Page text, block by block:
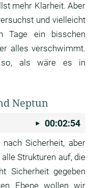
mehr Klarheit. Aber
und vielleicht
Tage ein
bisschen
alles verschwimmt.
als wäre es in
Neptun
00:02:54
Sicherheit, aber
alle Strukturen auf, die
Sicherheit gegeben
Ebene wollen wir